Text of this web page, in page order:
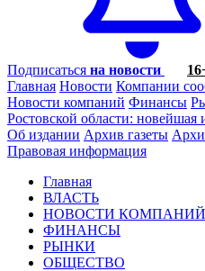
Подписаться на новости
Главная Новости Компании
Новости компаний Финансы
Ростовской области: новейшая
Об издании Архив газеты
Правовая информация
Главная
ВЛАСТЬ
НОВОСТИ КОМПАНИЙ
ФИНАНСЫ
РЫНКИ
ОБЩЕСТВО